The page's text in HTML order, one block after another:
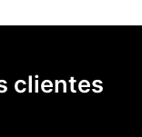
clientes